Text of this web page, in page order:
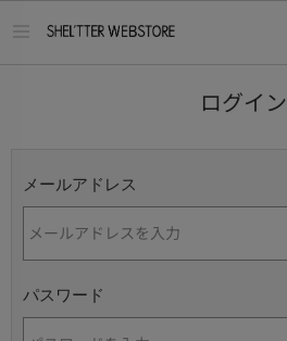
ログイン
メールアドレス
パスワード